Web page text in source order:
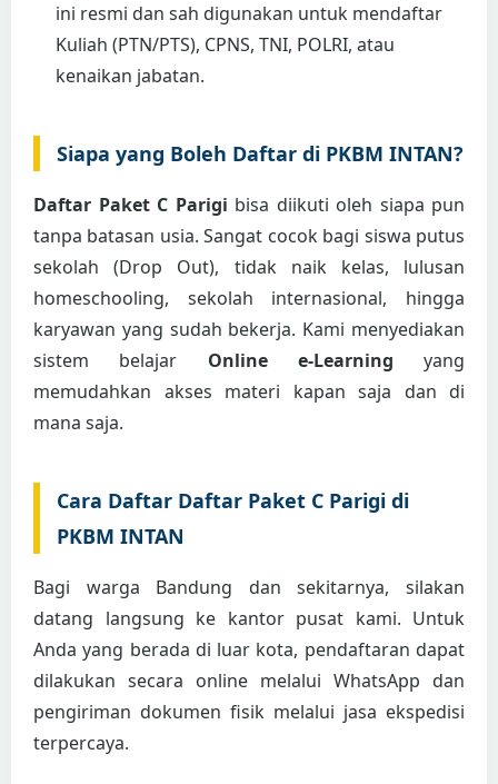
ini resmi dan sah digunakan untuk mendaftar
Kuliah (PTN/PTS), CPNS, TNI, POLRI, atau
kenaikan jabatan.
Siapa yang Boleh Daftar di PKBM INTAN?
Daftar Paket C Parigi bisa diikuti oleh siapa pun
tanpa batasan usia. Sangat cocok bagi siswa putus
sekolah (Drop Out), tidak naik kelas, lulusan
homeschooling, sekolah internasional, hingga
karyawan yang sudah bekerja. Kami menyediakan
sistem belajar Online e-Learning yang
memudahkan akses materi kapan saja dan di
mana saja.
Cara Daftar Daftar Paket C Parigi di
PKBM INTAN
Bagi warga Bandung dan sekitarnya, silakan
datang langsung ke kantor pusat kami. Untuk
Anda yang berada di luar kota, pendaftaran dapat
dilakukan secara online melalui WhatsApp dan
pengiriman dokumen fisik melalui jasa ekspedisi
terpercaya.